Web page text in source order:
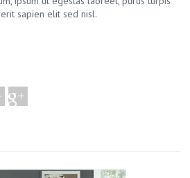
sapien elit sed nisl.